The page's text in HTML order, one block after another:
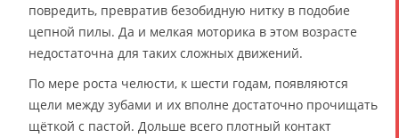
повредить, превратив безобидную нитку в подобие
цепной пилы. Да и мелкая моторика в этом возрасте
недостаточна для таких сложных движений.
По мере роста челюсти, к шести годам, появляются
щели между зубами и их вполне достаточно прочищать
щёткой с пастой. Дольше всего плотный контакт